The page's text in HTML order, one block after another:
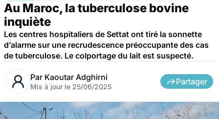
Au Maroc, la tuberculose bovine
inquiète
Les centres hospitaliers de Settat ont tiré la sonnette
d’alarme sur une recrudescence préoccupante des cas
de tuberculose. Le colportage du lait est suspecté.
Par Kaoutar Adghirni
Mis à jour le 25/06/2025
Partager